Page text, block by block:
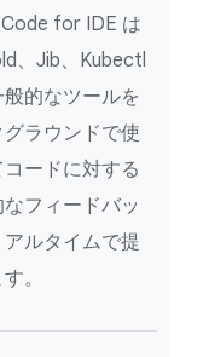
for IDE は
、Jib、Kubectl
的なツールを
ラウンドで使
ードに対する
フィードバッ
アルタイムで提
。